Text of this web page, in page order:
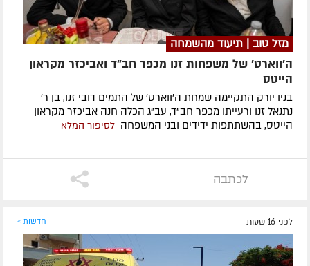
מזל טוב | תיעוד מהשמחה
ה'ווארט' של משפחות זנו מכפר חב"ד ואביכזר מקראון
הייטס
בניו יורק התקיימה שמחת ה'ווארט' של התמים דובי זנו, בן ר'
נתנאל זנו ורעייתו מכפר חב"ד, עב"ג הכלה חנה אביכזר מקראון
הייטס, בהשתתפות ידידים ובני המשפחה לסיפור המלא
לכתבה
לפני 16 שעות חדשות »